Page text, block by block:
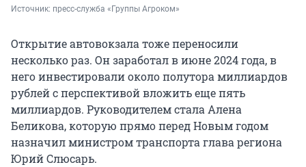
Источник: пресс-служба «Группы Агроком»
Открытие автовокзала тоже переносили
несколько раз. Он заработал в июне 2024 года, в
него инвестировали около полутора миллиардов
рублей с перспективой вложить еще пять
миллиардов. Руководителем стала Алена
Беликова, которую прямо перед Новым годом
назначил министром транспорта глава региона
Юрий Слюсарь.